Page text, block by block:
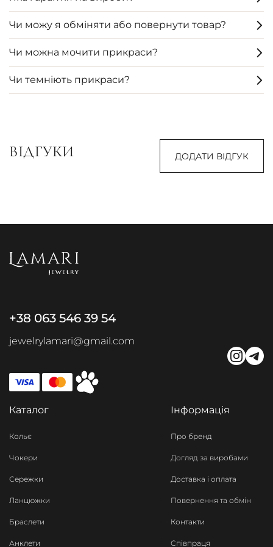
Чи можу я обміняти або повернути товар?
Чи можна мочити прикраси?
Чи темніють прикраси?
ВІДГУКИ ДОДАТИ ВІДГУК
+38 063 546 39 54
jewelrylamari@gmail.com
Каталог
Кольє
Чокери
Сережки
Ланцюжки
Браслети
Анклети
Інформація
Про бренд
Догляд за виробами
Доставка і оплата
Повернення та обмін
Контакти
Співпраця